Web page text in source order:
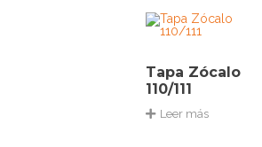
Tapa Zócalo
110/111
Leer más